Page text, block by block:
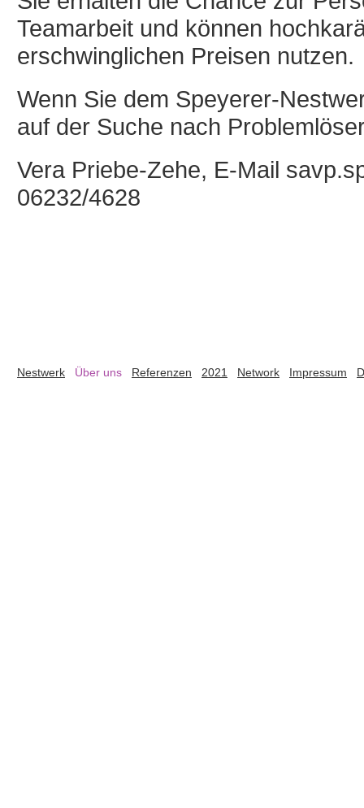
Teamarbeit und können
erschwinglichen Preisen nutzen.
Wenn Sie dem Speyerer-
auf der Suche nach
Vera Priebe-Zehe, E-Mail
06232/4628
Nestwerk Über uns Referenzen 2021 Network Impressum